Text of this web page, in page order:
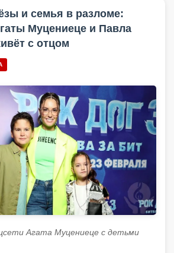
и семья в разломе:
Муцениеце и Павла
с отцом
Агата Муцениеце с детьми